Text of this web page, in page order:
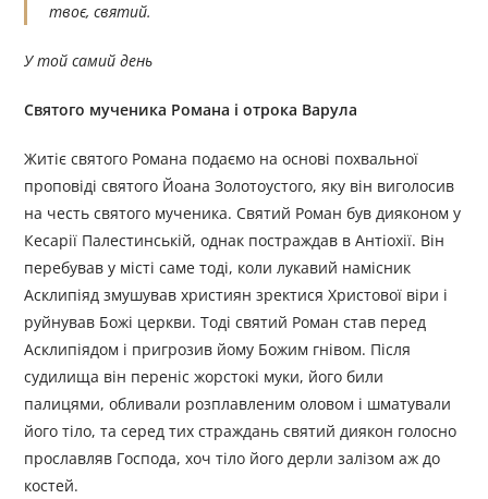
твоє, святий.
У той самий день
Святого мученика Романа і отрока Варула
Житіє святого Романа подаємо на основі похвальної
проповіді святого Йоана Золотоустого, яку він виголосив
на честь святого мученика. Святий Роман був дияконом у
Кесарії Палестинській, однак постраждав в Антіохії. Він
перебував у місті саме тоді, коли лукавий намісник
Асклипіяд змушував християн зректися Христової віри і
руйнував Божі церкви. Тоді святий Роман став перед
Асклипіядом і пригрозив йому Божим гнівом. Після
судилища він переніс жорстокі муки, його били
палицями, обливали розплавленим оловом і шматували
його тіло, та серед тих страждань святий диякон голосно
прославляв Господа, хоч тіло його дерли залізом аж до
костей.